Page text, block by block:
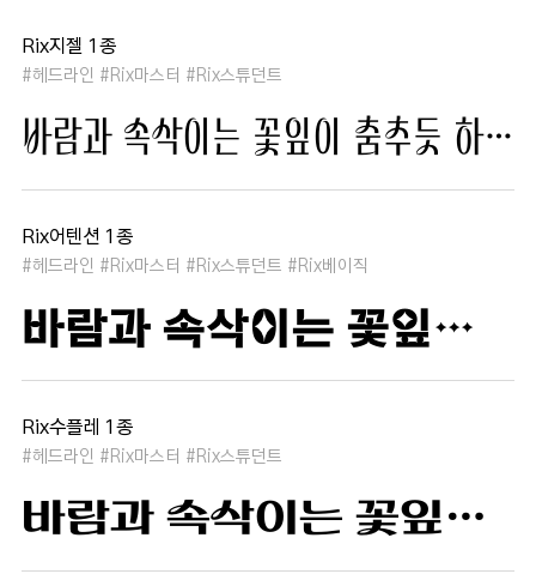
Rix지젤 1종
#헤드라인 #Rix마스터 #Rix스튜던트
바람과 속삭이는 꽃잎이 춤추듯 하늘을 날아 새처럼 꿈은 자유롭고 별빛처럼 빛나 새벽의 고요함 속에서 겨울 눈처럼 순수한 열정은 봄을 부른다
Rix어텐션 1종
#헤드라인 #Rix마스터 #Rix스튜던트 #Rix베이직
바람과 속삭이는 꽃잎이 춤추듯 하늘을 날아 새처럼 꿈은 자유롭고 별빛처럼 빛나 새벽의 고요함 속에서 겨울 눈처럼 순수한 열정은 봄을 부른다
Rix수플레 1종
#헤드라인 #Rix마스터 #Rix스튜던트
바람과 속삭이는 꽃잎이 춤추듯 하늘을 날아 새처럼 꿈은 자유롭고 별빛처럼 빛나 새벽의 고요함 속에서 겨울 눈처럼 순수한 열정은 봄을 부른다